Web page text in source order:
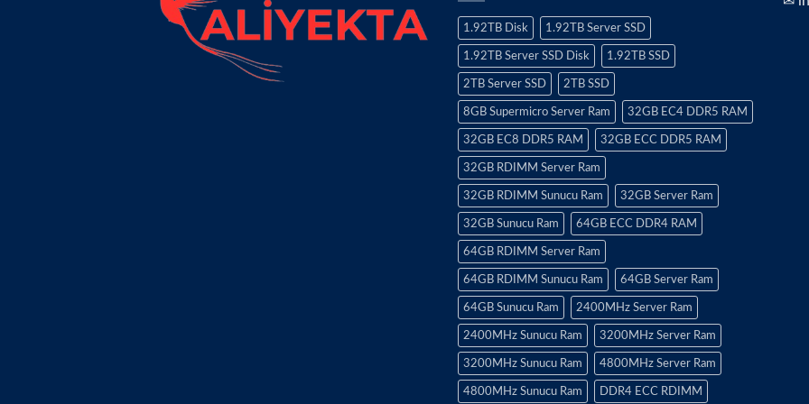
1.92TB Disk 1.92TB Server SSD
1.92TB Server SSD Disk 1.92TB SSD
2TB Server SSD 2TB SSD
8GB Supermicro Server Ram 32GB EC4 DDR5 RAM
32GB EC8 DDR5 RAM 32GB ECC DDR5 RAM
32GB RDIMM Server Ram
32GB RDIMM Sunucu Ram 32GB Server Ram
32GB Sunucu Ram 64GB ECC DDR4 RAM
64GB RDIMM Server Ram
64GB RDIMM Sunucu Ram 64GB Server Ram
64GB Sunucu Ram 2400MHz Server Ram
2400MHz Sunucu Ram 3200MHz Server Ram
3200MHz Sunucu Ram 4800MHz Server Ram
4800MHz Sunucu Ram DDR4 ECC RDIMM